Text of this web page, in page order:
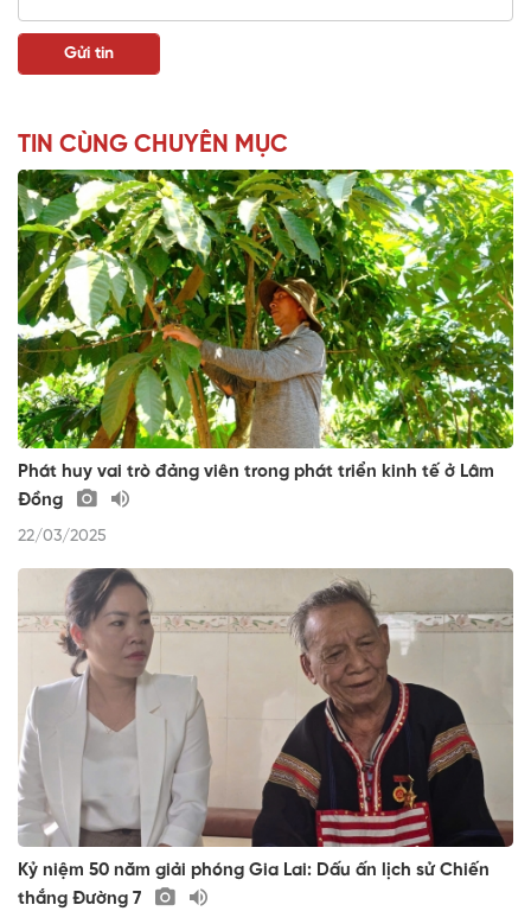
TIN CÙNG CHUYÊN MỤC
Phát huy vai trò đảng viên trong phát triển kinh tế ở Lâm
Đồng
22/03/2025
Kỷ niệm 50 năm giải phóng Gia Lai: Dấu ấn lịch sử Chiến
thắng Đường 7